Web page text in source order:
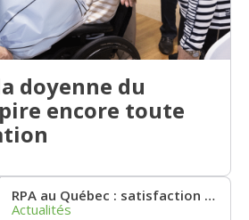
doyenne du
encore toute
RPA au Québec : satisfaction et point critique
Actualités